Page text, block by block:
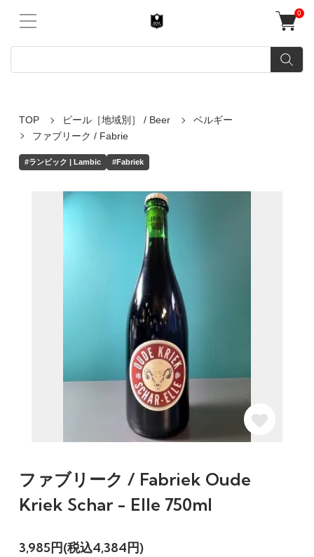
0
TOP ビール［地域別］ / Beer
ベルギー
ファブリーク / Fabrie
#ランビック | Lambic #Fabriek
ファブリーク / Fabriek Oude
Kriek Schar - Elle 750ml
3,985円(税込4,384円)